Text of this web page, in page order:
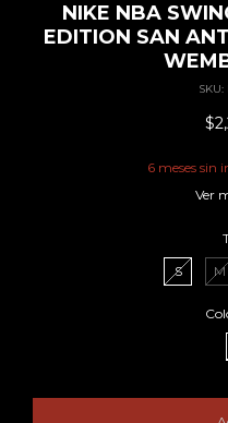
NIKE NBA
EDITION SAN
SKU:
6 meses sin
Ver
S
M